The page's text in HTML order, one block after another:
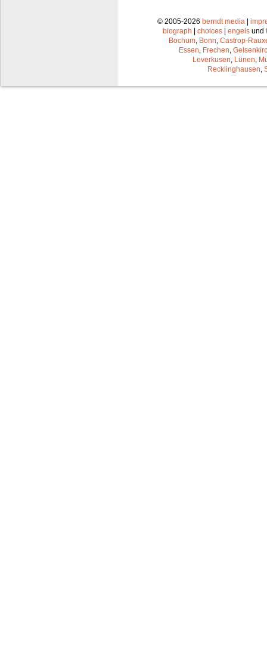
© 2005-2026 berndt media |
biograph | choices | engels und
Bochum Bonn Castrop-
Essen Frechen
Leverkusen Lünen
Recklinghausen